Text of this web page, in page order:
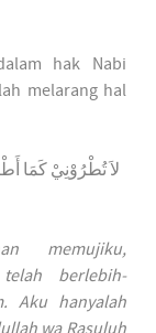
hak Nabi
melarang hal
لاَ تُطْرُوْنِيْ كَمَا
memujiku,
telah berlebih-
Aku hanyalah
wa Rasuluh